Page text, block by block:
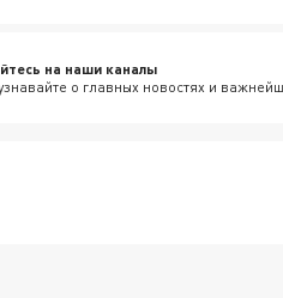
на наши каналы
о главных новостях и